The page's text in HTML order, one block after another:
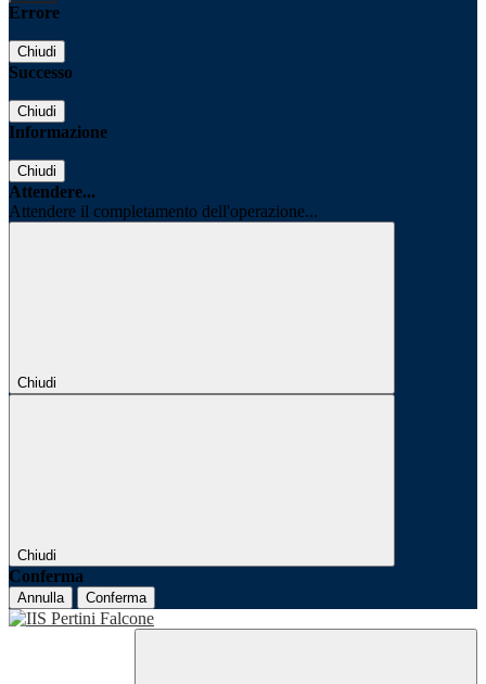
Errore
Chiudi
Successo
Chiudi
Informazione
Chiudi
Attendere...
Attendere il completamento dell'operazione...
Chiudi
Chiudi
Conferma
Annulla Conferma